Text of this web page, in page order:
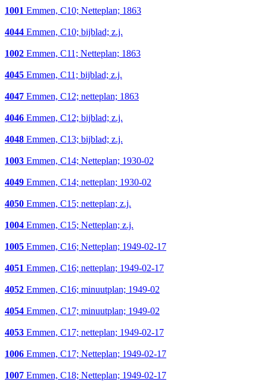
1001 Emmen, C10; Netteplan; 1863
4044 Emmen, C10; bijblad; z.j.
1002 Emmen, C11; Netteplan; 1863
4045 Emmen, C11; bijblad; z.j.
4047 Emmen, C12; netteplan; 1863
4046 Emmen, C12; bijblad; z.j.
4048 Emmen, C13; bijblad; z.j.
1003 Emmen, C14; Netteplan; 1930-02
4049 Emmen, C14; netteplan; 1930-02
4050 Emmen, C15; netteplan; z.j.
1004 Emmen, C15; Netteplan; z.j.
1005 Emmen, C16; Netteplan; 1949-02-17
4051 Emmen, C16; netteplan; 1949-02-17
4052 Emmen, C16; minuutplan; 1949-02
4054 Emmen, C17; minuutplan; 1949-02
4053 Emmen, C17; netteplan; 1949-02-17
1006 Emmen, C17; Netteplan; 1949-02-17
1007 Emmen, C18; Netteplan; 1949-02-17